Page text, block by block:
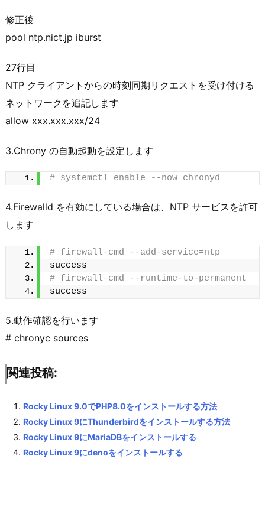
修正後
pool ntp.nict.jp iburst
27行目
NTP クライアントからの時刻同期リクエストを受け付ける
ネットワークを追記します
allow xxx.xxx.xxx/24
3.Chrony の自動起動を設定します
# systemctl enable --now chronyd
4.Firewalld を有効にしている場合は、NTP サービスを許可
します
# firewall-cmd --add-service=ntp
success
# firewall-cmd --runtime-to-permanent
success
5.動作確認を行います
# chronyc sources
関連投稿:
Rocky Linux 9.0でPHP8.0をインストールする方法
Rocky Linux 9にThunderbirdをインストールする方法
Rocky Linux 9にMariaDBをインストールする
Rocky Linux 9にdenoをインストールする